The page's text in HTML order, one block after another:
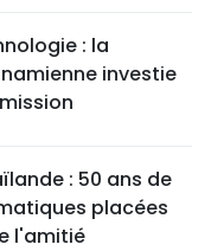
: la
investie
: 50 ans de
placées
l'amitié